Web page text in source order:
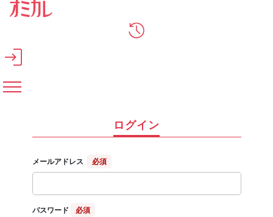
メインコンテンツへスキップ
ログイン
メールアドレス 必須
パスワード
必須